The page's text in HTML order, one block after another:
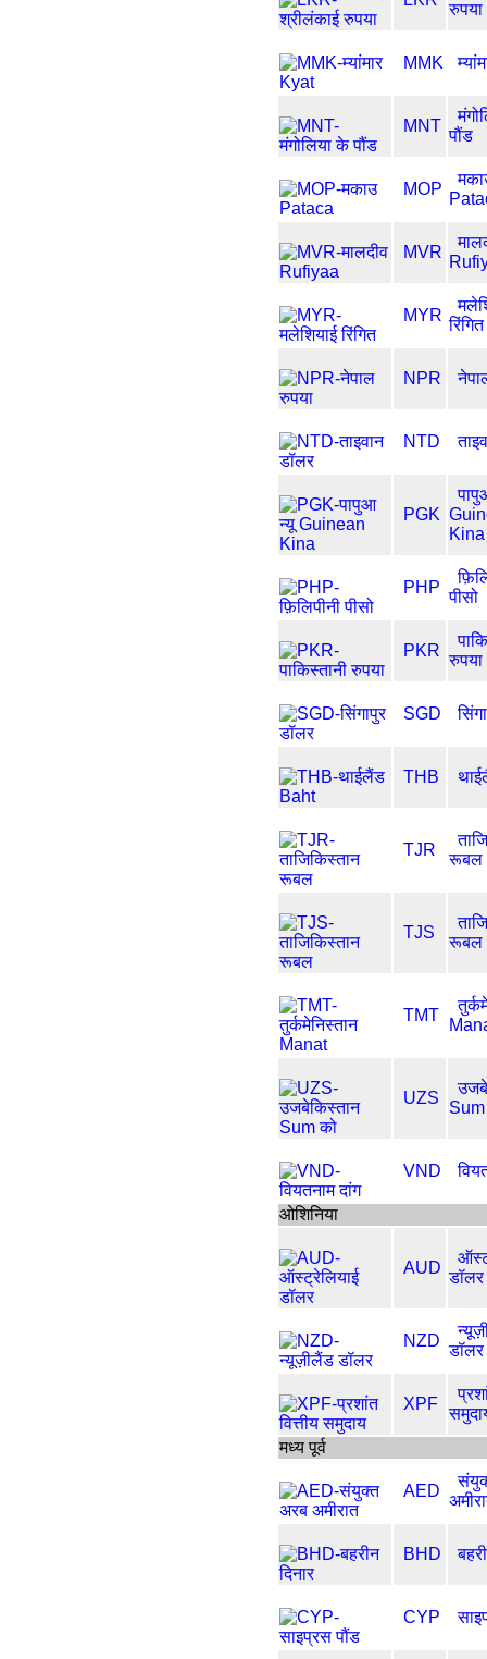
रुपया
MMK
MNT
पौंड
MOP
MVR
MYR
रिंगित
NPR
NTD
PGK
Kina
PHP
पीसो
PKR
रुपया
SGD
THB
TJR
रूबल
TJS
रूबल
TMT
UZS
Sum
VND
ओशिनिया
AUD
डॉलर
NZD
डॉलर
XPF
मध्य पूर्व
AED
BHD
CYP